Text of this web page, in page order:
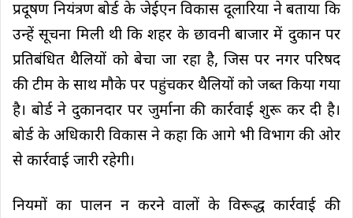
प्रदूषण नियंत्रण बोर्ड के जेईएन विकास दूलारिया ने बताया कि
उन्हें सूचना मिली थी कि शहर के छावनी बाजार में दुकान पर
प्रतिबंधित थैलियों को बेचा जा रहा है, जिस पर नगर परिषद
की टीम के साथ मौके पर पहुंचकर थैलियों को जब्त किया गया
है। बोर्ड ने दुकानदार पर जुर्माना की कार्रवाई शुरू कर दी है।
बोर्ड के अधिकारी विकास ने कहा कि आगे भी विभाग की ओर
से कार्रवाई जारी रहेगी।
नियमों का पालन न करने वालों के विरूद्ध कार्रवाई की